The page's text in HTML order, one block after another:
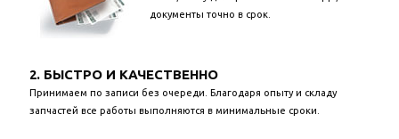
документы точно в срок.
2. БЫСТРО И КАЧЕСТВЕННО
Принимаем по записи без очереди. Благодаря опыту и складу
запчастей все работы выполняются в минимальные сроки.